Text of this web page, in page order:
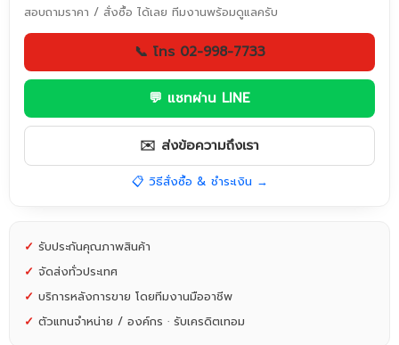
สอบถามราคา / สั่งซื้อ ได้เลย ทีมงานพร้อมดูแลครับ
📞 โทร 02-998-7733
💬 แชทผ่าน LINE
✉️ ส่งข้อความถึงเรา
📋 วิธีสั่งซื้อ & ชำระเงิน →
✓ รับประกันคุณภาพสินค้า
✓ จัดส่งทั่วประเทศ
✓ บริการหลังการขาย โดยทีมงานมืออาชีพ
✓ ตัวแทนจำหน่าย / องค์กร · รับเครดิตเทอม